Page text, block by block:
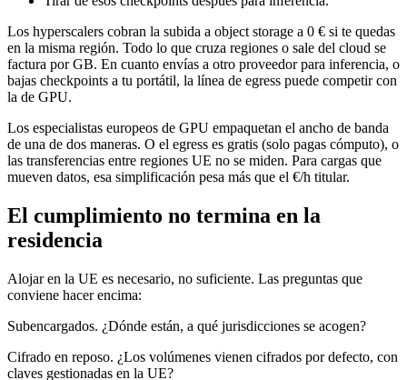
Los hyperscalers cobran la subida a object storage a 0 € si te quedas
en la misma región. Todo lo que cruza regiones o sale del cloud se
factura por GB. En cuanto envías a otro proveedor para inferencia, o
bajas checkpoints a tu portátil, la línea de egress puede competir con
la de GPU.
Los especialistas europeos de GPU empaquetan el ancho de banda
de una de dos maneras. O el egress es gratis (solo pagas cómputo), o
las transferencias entre regiones UE no se miden. Para cargas que
mueven datos, esa simplificación pesa más que el €/h titular.
El cumplimiento no termina en la
residencia
Alojar en la UE es necesario, no suficiente. Las preguntas que
conviene hacer encima:
Subencargados. ¿Dónde están, a qué jurisdicciones se acogen?
Cifrado en reposo. ¿Los volúmenes vienen cifrados por defecto, con
claves gestionadas en la UE?